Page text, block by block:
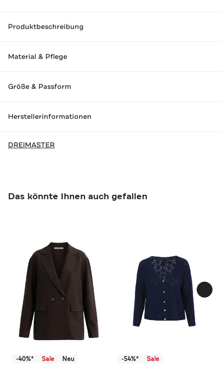
Produktbeschreibung
Material & Pflege
Größe & Passform
Herstellerinformationen
DREIMASTER
Das könnte Ihnen auch gefallen
-40%* Sale Neu -54%* Sale